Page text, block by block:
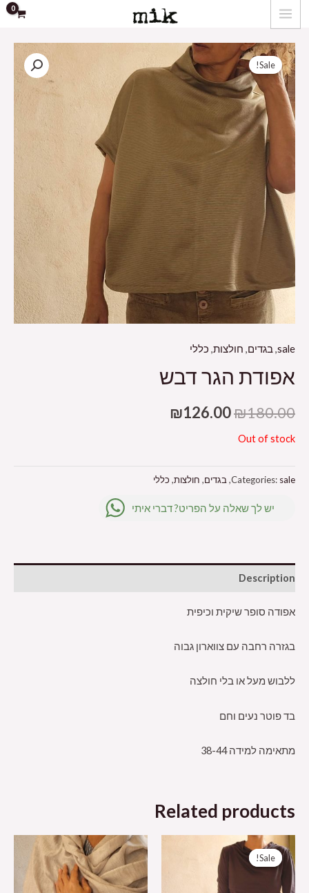
דילוג
לתוכן
MAIN
Sale!
sale
,בגדים, חולצות, כללי
אפודת הגר דבש
₪180.00
₪126.00
Out of stock
Categories: sale
, בגדים, חולצות, כללי
יש לך שאלה על הפריט? דברי איתי
Description
אפודה סופר שיקית וכיפית
בגזרה רחבה עם צווארון גבוה
ללבוש מעל או בלי חולצה
בד פוטר נעים וחם
מתאימה למידה 38-44
Related products
Sale!
Sale!